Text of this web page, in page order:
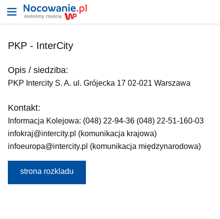
PKP - InterCity
Opis / siedziba:
PKP Intercity S. A. ul. Grójecka 17 02-021 Warszawa
Kontakt:
Informacja Kolejowa: (048) 22-94-36 (048) 22-51-160-03
infokraj@intercity.pl (komunikacja krajowa)
infoeuropa@intercity.pl (komunikacja międzynarodowa)
strona rozkladu